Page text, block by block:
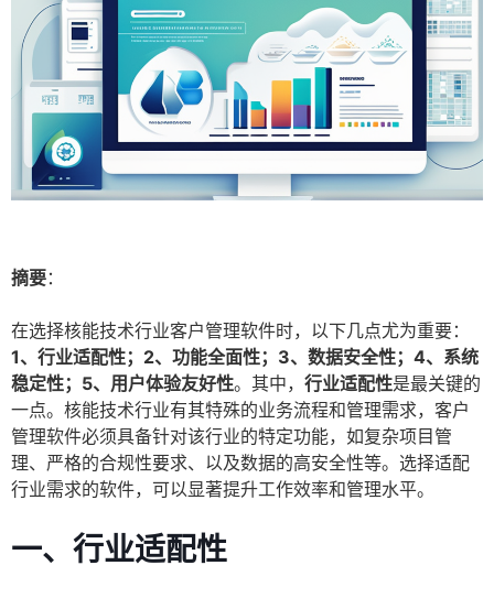
摘要：
在选择核能技术行业客户管理软件时，以下几点尤为重要：
1、行业适配性；2、功能全面性；3、数据安全性；4、系统
稳定性；5、用户体验友好性。其中， 行业适配性是最关键的
一点。核能技术行业有其特殊的业务流程和管理需求，客户
管理软件必须具备针对该行业的特定功能，如复杂项目管
理、严格的合规性要求、以及数据的高安全性等。选择适配
行业需求的软件，可以显著提升工作效率和管理水平。
一、行业适配性